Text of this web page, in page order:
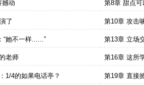
撼动 第8章 甜点可
了 第10章 攻击
“她不一样......” 第13章 立场
老师 第16章 这所
1/4的如果电话亭？ 第19章 直接